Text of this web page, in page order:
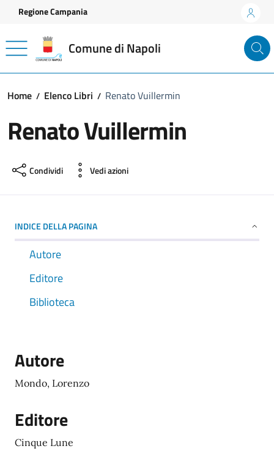
Vai ai contenuti
Vai al footer
Regione Campania
Comune di Napoli
Home Elenco Libri Renato Vuillermin
Renato Vuillermin
Condividi Vedi azioni
INDICE DELLA PAGINA
Autore
Editore
Biblioteca
Autore
Mondo, Lorenzo
Editore
Cinque Lune